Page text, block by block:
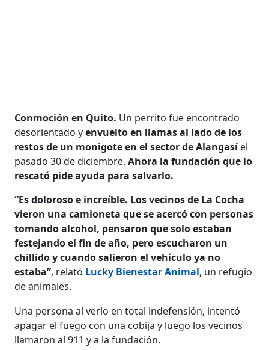
Conmoción en Quito. Un perrito fue encontrado
desorientado yenvuelto en llamas al lado de los
restos de un monigote en el sector de Alangasíel
pasado 30 de diciembre.Ahora la fundación que lo
rescató pide ayuda para salvarlo.
“​​Es doloroso e increíble. Los vecinos de La Cocha
vieron una camioneta que se acercó con personas
tomando alcohol, pensaron que solo estaban
festejando el fin de año, pero escucharon un
chillido y cuando salieron el vehículo ya no
estaba”, relató Lucky Bienestar Animal, un refugio
de animales.
Una persona al verlo en total indefensión, intentó
apagar el fuego con una cobija y luego los vecinos
llamaron al 911 y a la fundación.